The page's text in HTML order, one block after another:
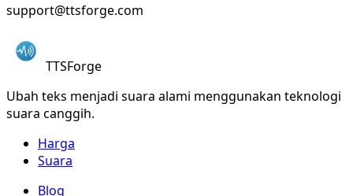
support@ttsforge.com
TTSForge
Ubah teks menjadi suara alami menggunakan teknologi
suara canggih.
Harga
Suara
Blog